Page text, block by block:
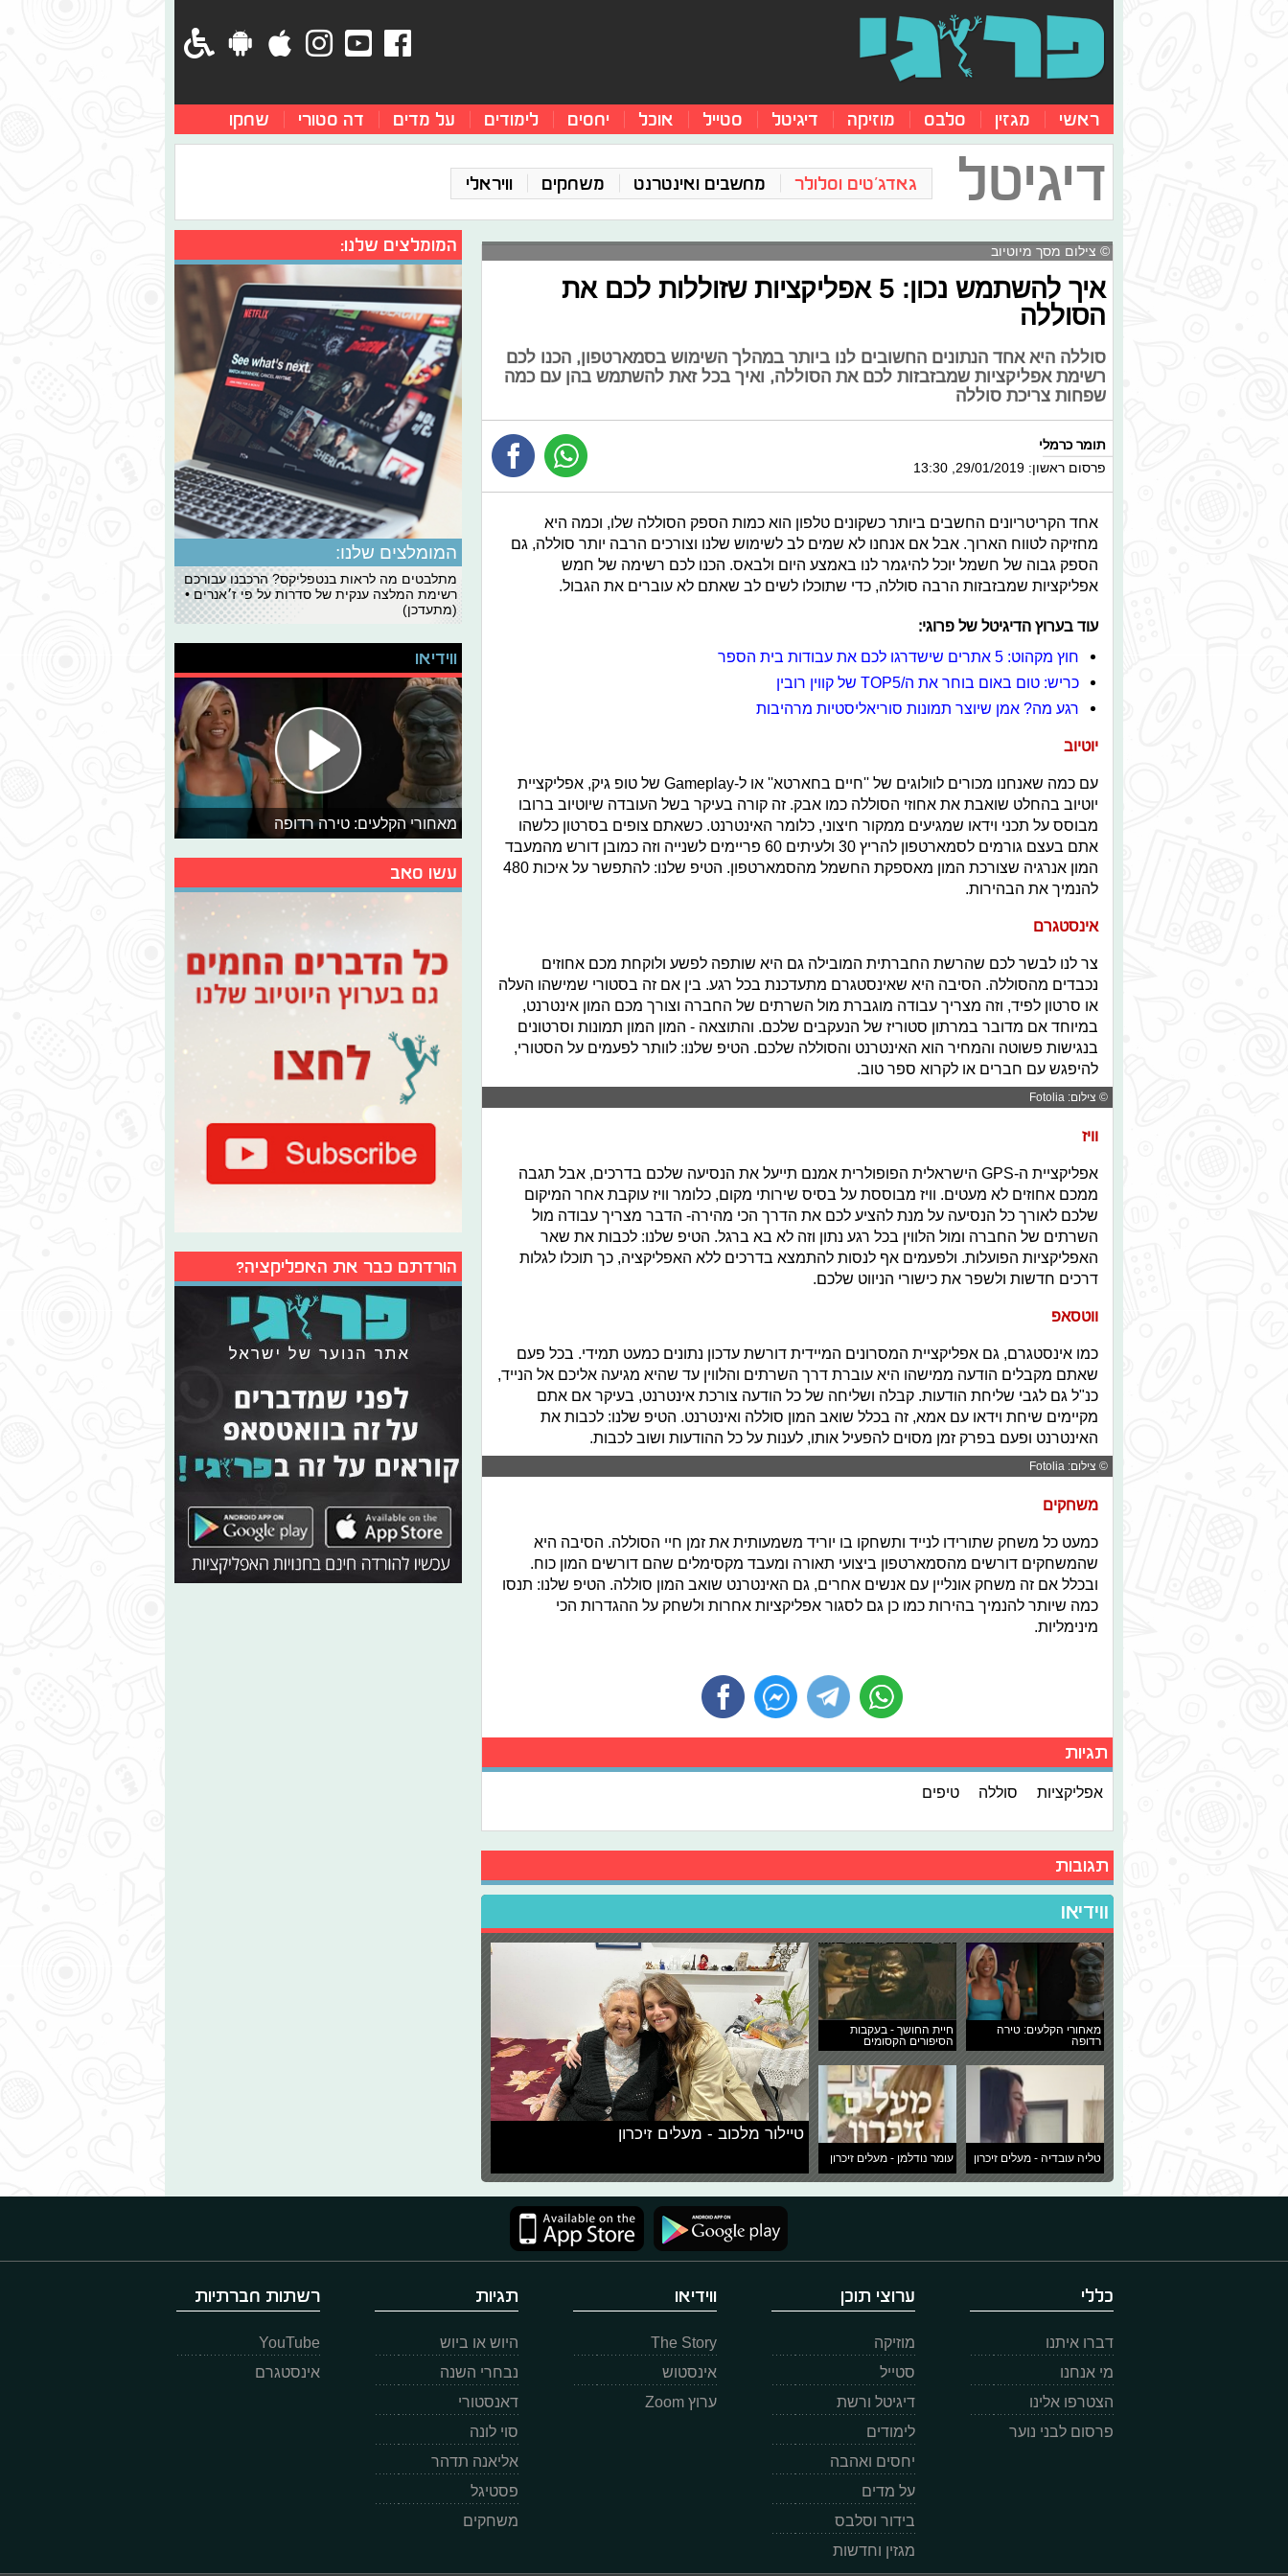
ראשי מגזין סלבס מוזיקה דיגיטל סטייל אוכל יחסים לימודים על מדים דה סטורי שחקו
דיגיטל גאדג'טים וסלולר מחשבים ואינטרנט משחקים וויראלי
© צילום מסך מיוטיוב
איך להשתמש נכון: 5 אפליקציות שזוללות לכם את
הסוללה
סוללה היא אחד הנתונים החשובים לנו ביותר במהלך השימוש בסמארטפון, הכנו לכם
רשימת אפליקציות שמבזבזות לכם את הסוללה, ואיך בכל זאת להשתמש בהן עם כמה
שפחות צריכת סוללה
תומר כרמלי
פרסום ראשון: 29/01/2019, 13:30
אחד הקריטריונים החשבים ביותר כשקונים טלפון הוא כמות הספק הסוללה שלו, וכמה היא
מחזיקה לטווח הארוך. אבל אם אנחנו לא שמים לב לשימוש שלנו וצורכים הרבה יותר סוללה, גם
הספק גבוה של חשמל יוכל להיגמר לנו באמצע היום ולבאס. הכנו לכם רשימה של חמש
אפליקציות שמבזבזות הרבה סוללה, כדי שתוכלו לשים לב שאתם לא עוברים את הגבול.
עוד בערוץ הדיגיטל של פרוגי:
חוץ מקהוט: 5 אתרים שישדרגו לכם את עבודות בית הספר
כריש: טום באום בוחר את ה/TOP5 של קווין רובין
רגע מה? אמן שיוצר תמונות סוריאליסטיות מרהיבות
יוטיוב
עם כמה שאנחנו מכורים לוולוגים של ''חיים בחארטא'' או ל-Gameplay של טופ גיק, אפליקציית
יוטיוב בהחלט שואבת את אחוזי הסוללה כמו אבק. זה קורה בעיקר בשל העובדה שיוטיוב ברובו
מבוסס על תכני וידאו שמגיעים ממקור חיצוני, כלומר האינטרנט. כשאתם צופים בסרטון כלשהו
אתם בעצם גורמים לסמארטפון להריץ 30 ולעיתים 60 פריימים לשנייה וזה כמובן דורש מהמעבד
המון אנרגיה שצורכת המון מאספקת החשמל מהסמארטפון. הטיפ שלנו: להתפשר על איכות 480
להנמיך את הבהירות.
אינסטגרם
צר לנו לבשר לכם שהרשת החברתית המובילה גם היא שותפה לפשע ולוקחת מכם אחוזים
נכבדים מהסוללה. הסיבה היא שאינסטגרם מתעדכנת בכל רגע. בין אם זה בסטורי שמישהו העלה
או סרטון לפיד, וזה מצריך עבודה מוגברת מול השרתים של החברה וצורך מכם המון אינטרנט,
במיוחד אם מדובר במרתון סטוריז של הנעקבים שלכם. והתוצאה - המון המון תמונות וסרטונים
בנגישות פשוטה והמחיר הוא האינטרנט והסוללה שלכם. הטיפ שלנו: לוותר לפעמים על הסטורי,
להיפגש עם חברים או לקרוא ספר טוב.
© צילום: Fotolia
וויז
אפליקציית ה-GPS הישראלית הפופולרית אמנם תייעל את הנסיעה שלכם בדרכים, אבל תגבה
ממכם אחוזים לא מעטים. וויז מבוססת על בסיס שירותי מקום, כלומר וויז עוקבת אחר המיקום
שלכם לאורך כל הנסיעה על מנת להציע לכם את הדרך הכי מהירה- הדבר מצריך עבודה מול
השרתים של החברה ומול הלווין בכל רגע נתון וזה לא בא ברגל. הטיפ שלנו: לכבות את שאר
האפליקציות הפועלות. ולפעמים אף לנסות להתמצא בדרכים ללא האפליקציה, כך תוכלו לגלות
דרכים חדשות ולשפר את כישורי הניווט שלכם.
ווטסאפ
כמו אינסטגרם, גם אפליקציית המסרונים המיידית דורשת עדכון נתונים כמעט תמידי. בכל פעם
שאתם מקבלים הודעה ממישהו היא עוברת דרך השרתים והלווין עד שהיא מגיעה אליכם אל הנייד,
כנ"ל גם לגבי שליחת הודעות. קבלה ושליחה של כל הודעה צורכת אינטרנט, בעיקר אם אתם
מקיימים שיחת וידאו עם אמא, זה בכלל שואב המון סוללה ואינטרנט. הטיפ שלנו: לכבות את
האינטרנט ופעם בפרק זמן מסוים להפעיל אותו, לענות על כל ההודעות ושוב לכבות.
© צילום: Fotolia
משחקים
כמעט כל משחק שתורידו לנייד ותשחקו בו יוריד משמעותית את זמן חיי הסוללה. הסיבה היא
שהמשחקים דורשים מהסמארטפון ביצועי תאורה ומעבד מקסימלים שהם דורשים המון כוח.
ובכלל אם זה משחק אונליין עם אנשים אחרים, גם האינטרנט שואב המון סוללה. הטיפ שלנו: תנסו
כמה שיותר להנמיך בהירות כמו כן גם לסגור אפליקציות אחרות ולשחק על ההגדרות הכי
מינימליות.
תגיות
אפליקציות סוללה טיפים
תגובות
ווידיאו
מאחורי הקלעים: טירה
רדופה
חיית החושך - בעקבות
הסיפורים הקסומים
טליה עובדיה - מעלים זיכרון עומר נודלמן - מעלים זיכרון
טיילור מלכוב - מעלים זיכרון
המומלצים שלנו:
המומלצים שלנו:
מתלבטים מה לראות בנטפליקס? הרכבנו עבורכם
רשימת המלצה ענקית של סדרות על פי ז׳אנרים •
(מתעדכן)
ווידיאו
מאחורי הקלעים: טירה רדופה
עשו סאב
הורדתם כבר את האפליקציה?
כללי
דברו איתנו
מי אנחנו
הצטרפו אלינו
פרסום לבני נוער
ערוצי תוכן
מוזיקה
סטייל
דיגיטל ורשת
לימודים
יחסים ואהבה
על מדים
בידור וסלבס
מגזין וחדשות
ווידיאו
The Story
אינסטוש
ערוץ Zoom
תגיות
היוש או ביוש
נבחרי השנה
דאנסטורי
סוי לונה
אליאנה תדהר
פסטיגל
משחקים
רשתות חברתיות
YouTube
אינסטגרם